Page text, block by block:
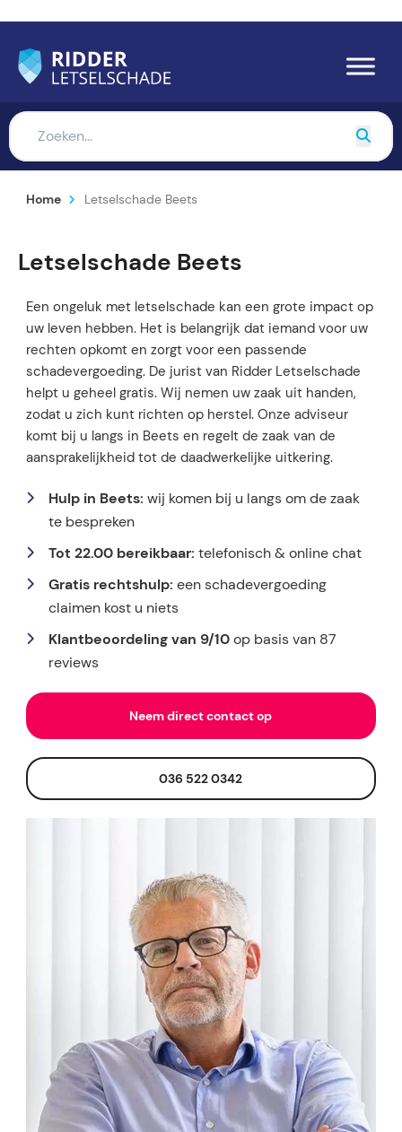
Home Letselschade Beets
Letselschade Beets
Een ongeluk met letselschade kan een grote impact op
uw leven hebben. Het is belangrijk dat iemand voor uw
rechten opkomt en zorgt voor een passende
schadevergoeding. De jurist van Ridder Letselschade
helpt u geheel gratis. Wij nemen uw zaak uit handen,
zodat u zich kunt richten op herstel. Onze adviseur
komt bij u langs in Beets en regelt de zaak van de
aansprakelijkheid tot de daadwerkelijke uitkering.
Hulp in Beets: wij komen bij u langs om de zaak
te bespreken
Tot 22.00 bereikbaar: telefonisch & online chat
Gratis rechtshulp: een schadevergoeding
claimen kost u niets
Klantbeoordeling van 9/10op basis van 87
reviews
Neem direct contact op
036 522 0342